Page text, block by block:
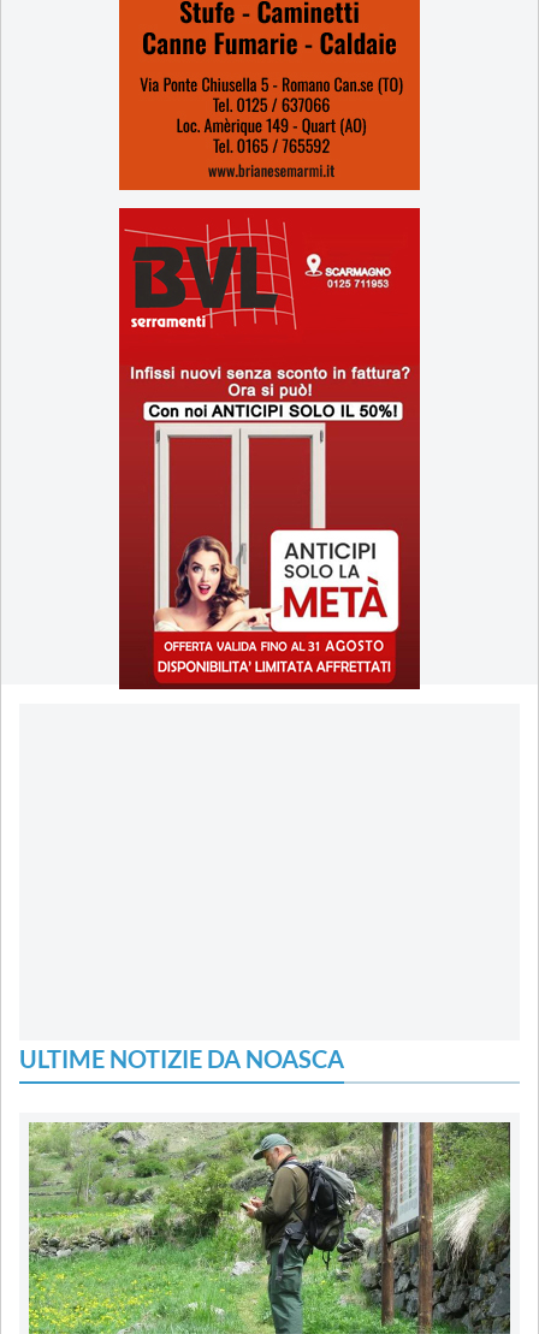
ULTIME NOTIZIE DA NOASCA